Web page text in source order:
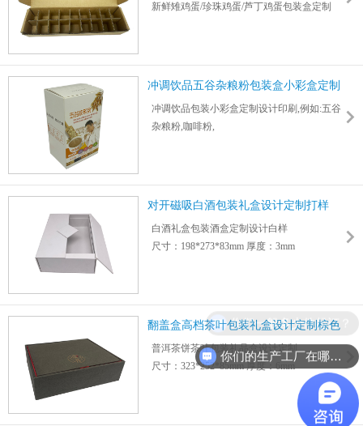
新鲜雉鸡蛋/珍珠鸡蛋/芦丁鸡蛋包装盒定制
冲调饮品五谷杂粮粉包装盒小彩盒定制
工厂
冲调饮品包装小彩盒定制设计印刷,例如:五谷
杂粮粉,咖啡粉,
尺寸：90*150*70mm 厚度：0.5mm
对开磁吸白酒包装礼盒设计定制打样
白酒礼盒包装酒盒定制设计白样
尺寸：198*273*83mm 厚度：3mm
翻盖盒高档茶叶包装礼盒设计定制棕色
普洱茶饼茶叶包装礼品盒设计定制
尺寸：323*252*85mm 厚度：6mm
你们一般多少件起订？
你们的生产工厂在哪里？